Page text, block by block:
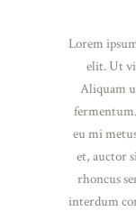
Lorem
elit. Ut
Aliquam
fermentum.
eu mi
et, auctor
rhoncus
interdum